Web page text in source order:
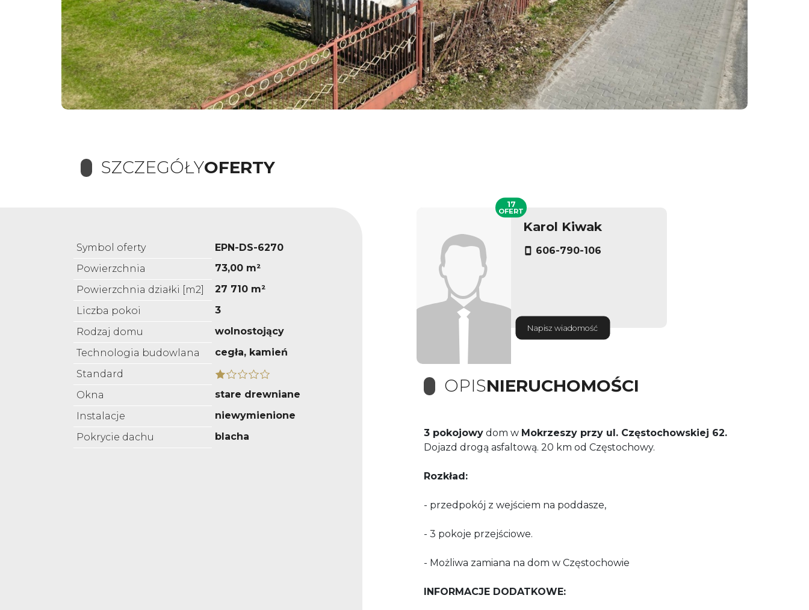
SZCZEGÓŁYOFERTY
Symbol oferty
EPN-DS-6270
Powierzchnia
73,00 m²
Powierzchnia działki [m2]
27 710 m²
Liczba pokoi
3
Rodzaj domu
wolnostojący
Technologia budowlana
cegła, kamień
Standard
Okna
stare drewniane
Instalacje
niewymienione
Pokrycie dachu
blacha
Karol Kiwak
606-790-106
Napisz wiadomość
17
OFERT
OPISNIERUCHOMOŚCI
3 pokojowy dom w Mokrzeszy przy ul. Częstochowskiej 62.
Dojazd drogą asfaltową. 20 km od Częstochowy.
Rozkład:
- przedpokój z wejściem na poddasze,
- 3 pokoje przejściowe.
- Możliwa zamiana na dom w Częstochowie
INFORMACJE DODATKOWE: